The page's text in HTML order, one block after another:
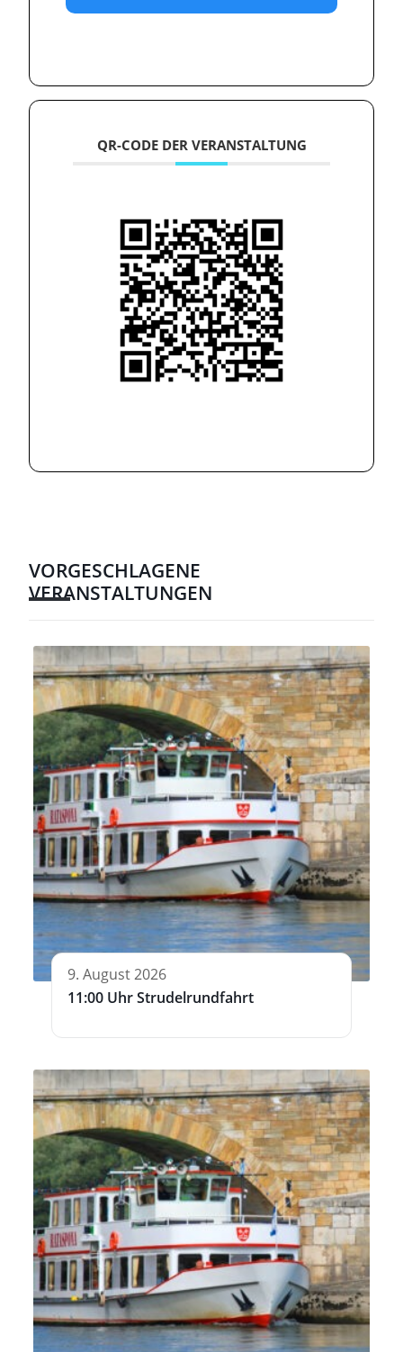
QR-CODE DER VERANSTALTUNG
VORGESCHLAGENE
VERANSTALTUNGEN
9. August 2026
11:00 Uhr Strudelrundfahrt